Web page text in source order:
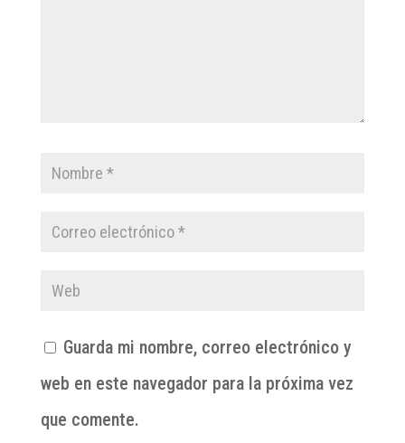
Guarda mi nombre, correo electrónico y
web en este navegador para la próxima vez
que comente.